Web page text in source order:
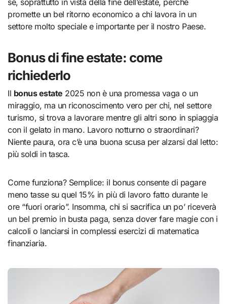
promette un bel ritorno economico a chi lavora in un
settore molto speciale e importante per il nostro Paese.
Bonus di fine estate: come
richiederlo
Il bonus estate 2025 non è una promessa vaga o un
miraggio, ma un riconoscimento vero per chi, nel settore
turismo, si trova a lavorare mentre gli altri sono in spiaggia
con il gelato in mano. Lavoro notturno o straordinari?
Niente paura, ora c’è una buona scusa per alzarsi dal letto:
più soldi in tasca.
Come funziona? Semplice: il bonus consente di pagare
meno tasse su quel 15% in più di lavoro fatto durante le
ore “fuori orario”. Insomma, chi si sacrifica un po’ riceverà
un bel premio in busta paga, senza dover fare magie con i
calcoli o lanciarsi in complessi esercizi di matematica
finanziaria.